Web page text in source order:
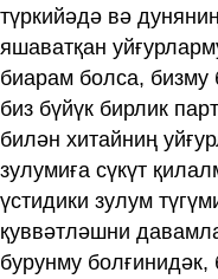
түркийәдә вә
яшаватқан
биарам болса,
биз бүйүк бирлик
билән хитайниң
зулумиға сүкүт
үстидики зулум
қуввәтләшни
бурунму